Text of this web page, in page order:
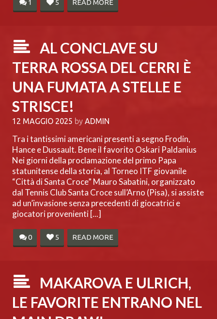
1 5 READ MORE
AL CONCLAVE SU
TERRA ROSSA DEL CERRI È
UNA FUMATA A STELLE E
STRISCE!
12 MAGGIO 2025 by ADMIN
Tra i tantissimi americani presenti a segno Frodin,
Hance e Dussault. Bene il favorito Oskari Paldanius
Nei giorni della proclamazione del primo Papa
statunitense della storia, al Torneo ITF giovanile
“Città di Santa Croce” Mauro Sabatini, organizzato
dal Tennis Club Santa Croce sull’Arno (Pisa), si assiste
ad un’invasione senza precedenti di giocatrici e
giocatori provenienti [...]
0 5 READ MORE
MAKAROVA E ULRICH,
LE FAVORITE ENTRANO NEL